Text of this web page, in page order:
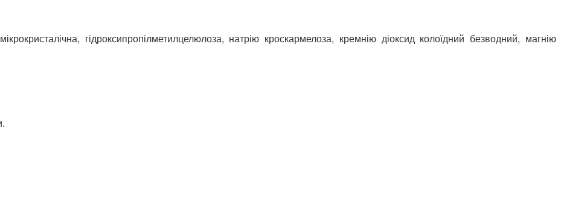
гідроксипропілметилцелюлоза, натрію кроскармелоза, кремнію діоксид колоїдний безводний, магнію